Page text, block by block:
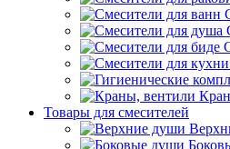
Товары для смесителей